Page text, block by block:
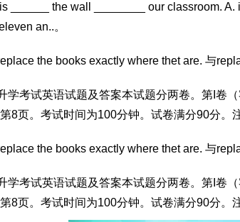
______ the wall ________ our classroom. A.
an..。
the books exactly where thet are. 与
学考试英语试题及答案本试题分两卷。第I卷
8页。考试时间为100分钟。试卷满分90分。
the books exactly where thet are. 与
学考试英语试题及答案本试题分两卷。第I卷
8页。考试时间为100分钟。试卷满分90分。